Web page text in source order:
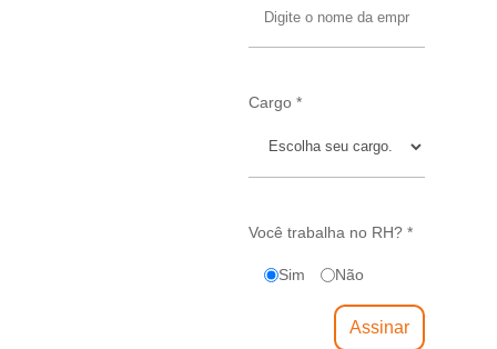
Cargo *
Você trabalha no RH? *
Sim Não